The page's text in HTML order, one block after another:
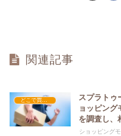
関連記事
スプラトゥ
ョッピング
を調査し、
ショッピング